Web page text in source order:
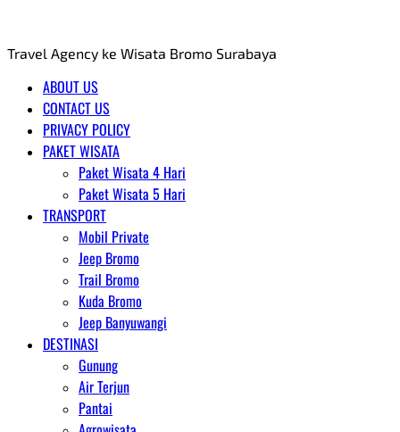
Travel Agency ke Wisata Bromo Surabaya
ABOUT US
CONTACT US
PRIVACY POLICY
PAKET WISATA
Paket Wisata 4 Hari
Paket Wisata 5 Hari
TRANSPORT
Mobil Private
Jeep Bromo
Trail Bromo
Kuda Bromo
Jeep Banyuwangi
DESTINASI
Gunung
Air Terjun
Pantai